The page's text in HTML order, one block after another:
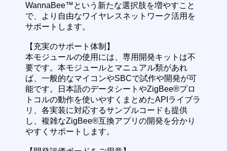
WannaBee™という新たな選択肢を増やすこと
で、より自由なワイヤレスネットワーク活用を
サポートします。
【充実のサポート体制】
本モジュールの使用には、専用開発キットは不
要です。本モジュールとマニュアル類があれ
ば、一般的なマイコンやSBCで試作や開発が可
能です。日本語のデータシートやZigBee®プロ
トコルの動作を使いやすくまとめたAPIライブラ
リ、各実装に対応するサンプルコードも提供
し、複雑なZigBee®互換アプリの開発を分かり
やすくサポートします。